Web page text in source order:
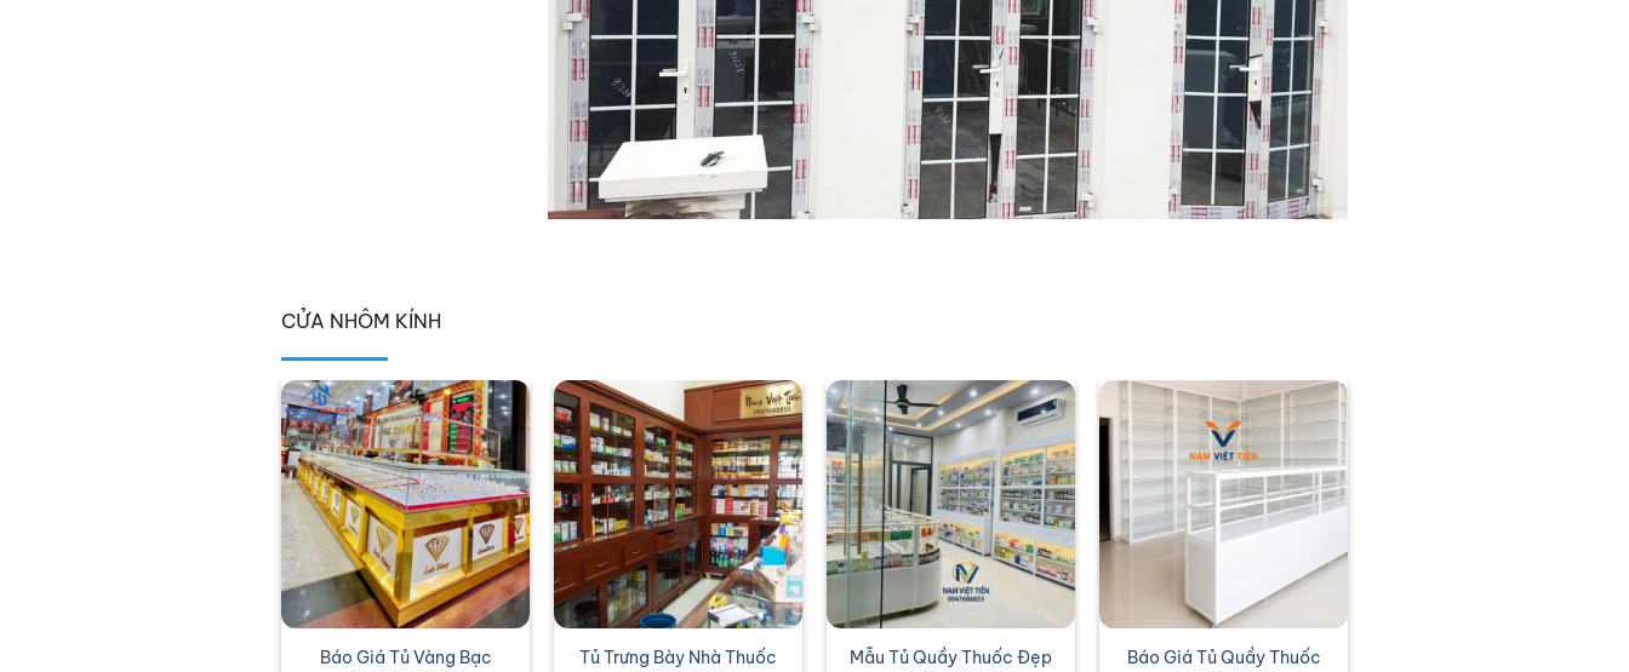
CỬA NHÔM KÍNH
Báo Giá Tủ Vàng Bạc
Tủ Trưng Bày Nhà Thuốc
Mẫu Tủ Quầy Thuốc Đẹp
Báo Giá Tủ Quầy Thuốc